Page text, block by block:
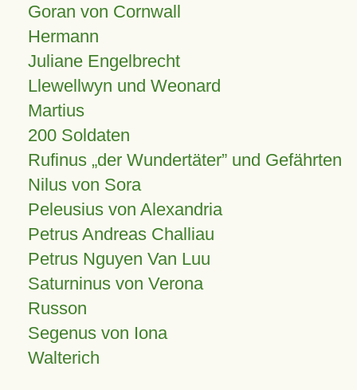
Goran von Cornwall
Hermann
Juliane Engelbrecht
Llewellwyn und Weonard
Martius
200 Soldaten
Rufinus „der Wundertäter” und Gefährten
Nilus von Sora
Peleusius von Alexandria
Petrus Andreas Challiau
Petrus Nguyen Van Luu
Saturninus von Verona
Russon
Segenus von Iona
Walterich